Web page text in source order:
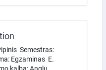
Semestras:
Egzaminas E.
kalba: Anglų